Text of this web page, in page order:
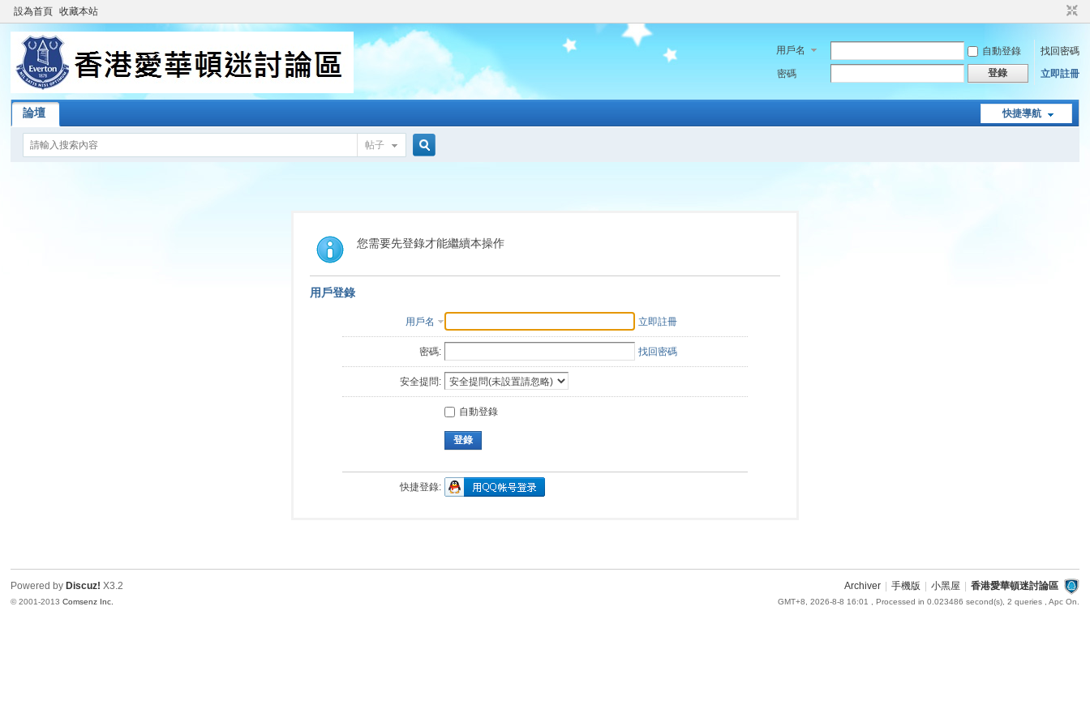
設為首頁 收藏本站
用戶名 自動登錄
找回密碼
密碼
登錄 立即註冊
快捷導航
論壇
帖子
索
您需要先登錄才能繼續本操作
用戶登錄
用戶名 立即註冊
密碼: 找回密碼
安全提問:
自動登錄
登錄
快捷登錄:
Archiver 手機版 小黑屋 香港愛華頓迷討論區
GMT+8, 2026-8-8 16:01 , Processed in 0.023486 second(s), 2 queries , Apc On.
Powered by Discuz! X3.2
© 2001-2013Comsenz Inc.